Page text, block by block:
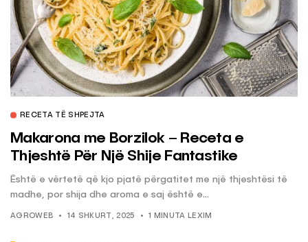
RECETA TË SHPEJTA
Makarona me Borzilok – Receta e
Thjeshtë Për Një Shije Fantastike
Është e vërtetë që kjo pjatë përgatitet me një thjeshtësi të
madhe, por shija dhe aroma e saj është e...
AGROWEB 14 SHKURT, 2025 1 MINUTA LEXIM